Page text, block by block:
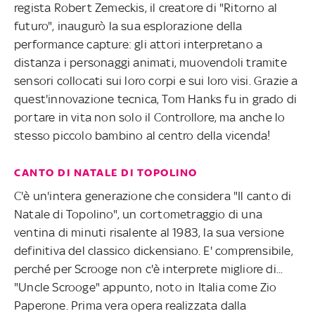
regista Robert Zemeckis, il creatore di "Ritorno al
futuro", inaugurò la sua esplorazione della
performance capture: gli attori interpretano a
distanza i personaggi animati, muovendoli tramite
sensori collocati sui loro corpi e sui loro visi. Grazie a
quest'innovazione tecnica, Tom Hanks fu in grado di
portare in vita non solo il Controllore, ma anche lo
stesso piccolo bambino al centro della vicenda!
CANTO DI NATALE DI TOPOLINO
C'è un'intera generazione che considera "Il canto di
Natale di Topolino", un cortometraggio di una
ventina di minuti risalente al 1983, la sua versione
definitiva del classico dickensiano. E' comprensibile,
perché per Scrooge non c'è interprete migliore di...
"Uncle Scrooge" appunto, noto in Italia come Zio
Paperone. Prima vera opera realizzata dalla